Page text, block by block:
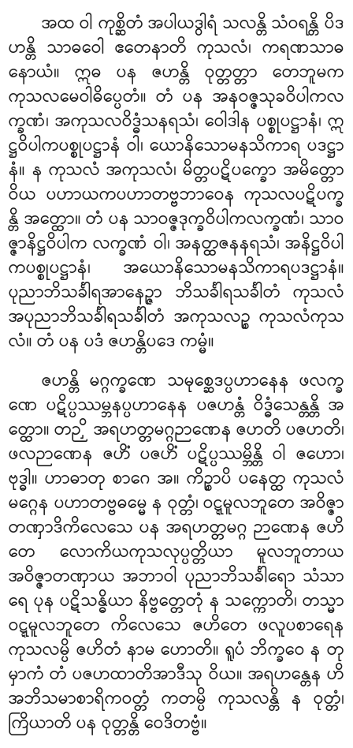
အထ ဝါ ကုစ္ဆိတံ အပါယဒွါရံ သလန္တိ သံဝရန္တိ ပိဒ
ဟန္တိ သာဓဝေါ ဧတေနာတိ ကုသလံ၊ ကရဏသာဓ
နောယံ။ ဣဓ ပန ဇဟန္တိ ဝုတ္တတ္တာ တေဘူမက
ကုသလမေဝါဓိပ္ပေတံ။ တံ ပန အနဝဇ္ဇသုခဝိပါကလ
က္ခဏံ၊ အကုသလဝိဒ္ဓံသနရသံ၊ ဝေါဒါန ပစ္စုပဋ္ဌာနံ၊ ဣ
ဋ္ဌဝိပါကပစ္စုပဋ္ဌာနံ ဝါ၊ ယောနိသောမနသိကာရ ပဒဋ္ဌာ
နံ။ န ကုသလံ အကုသလံ၊ မိတ္တပဋိပက္ခော အမိတ္တော
ဝိယ ပဟာယကပဟာတဗ္ဗဘာဝေန ကုသလပဋိပက္ခ
န္တိ အတ္ထော။ တံ ပန သာဝဇ္ဇဒုက္ခဝိပါကလက္ခဏံ၊ သာဝ
ဇ္ဇာနိဋ္ဌဝိပါက လက္ခဏံ ဝါ၊ အနတ္ထဇနနရသံ၊ အနိဋ္ဌဝိပါ
ကပစ္စုပဋ္ဌာနံ၊ အယောနိသောမနသိကာရပဒဋ္ဌာနံ။
ပုညာဘိသင်္ခါရအာနေဉ္ဇာ ဘိသင်္ခါရသင်္ခါတံ ကုသလံ
အပုညာဘိသင်္ခါရသင်္ခါတံ အကုသလဉ္စ ကုသလံကုသ
လံ။ တံ ပန ပဒံ ဇဟန္တိပဒေ ကမ္မံ။
ဇဟန္တိ မဂ္ဂက္ခဏေ သမုစ္ဆေဒပ္ပဟာနေန ဖလက္ခ
ဏေ ပဋိပ္ပဿမ္ဘနပ္ပဟာနေန ပဇဟန္တံ ဝိဒ္ဓံသေန္တန္တိ အ
တ္ထော။ တဉှိ အရဟတ္တမဂ္ဂဉာဏေန ဇဟတိ ပဇဟတိ၊
ဖလဉာဏေန ဇဟိံ ပဇဟိံ ပဋိပ္ပဿမ္ဘိန္တိ ဝါ ဇဟော၊
ဗုဒ္ဓါ။ ဟာဓာတု စာဂေ အ။ ကိဉ္စာပိ ပနေတ္ထ ကုသလံ
မဂ္ဂေန ပဟာတဗ္ဗဓမ္မေ န ဝုတ္တံ၊ ဝဋ္ဋမူလဘူတေ အဝိဇ္ဇာ
တဏှာဒိကိလေသေ ပန အရဟတ္တမဂ္ဂ ဉာဏေန ဇဟိ
တေ လောကိယကုသလုပ္ပတ္တိယာ မူလဘူတာယ
အဝိဇ္ဇာတဏှာယ အဘာဝါ ပုညာဘိသင်္ခါရော သံသာ
ရေ ပုန ပဋိသန္ဓိယာ နိဗ္ဗတ္တေတုံ န သက္ကောတိ၊ တသ္မာ
ဝဋ္ဋမူလဘူတေ ကိလေသေ ဇဟိတေ ဖလူပစာရေန
ကုသလမ္ပိ ဇဟိတံ နာမ ဟောတိ။ ရူပံ ဘိက္ခဝေ န တု
မှာကံ တံ ပဇဟထာတိအာဒီသု ဝိယ။ အရဟန္တေန ဟိ
အဘိသမာစာရိကဝတ္တံ ကတမ္ပိ ကုသလန္တိ န ဝုတ္တံ၊
ကြိယာတိ ပန ဝုတ္တန္တိ ဝေဒိတဗ္ဗံ။